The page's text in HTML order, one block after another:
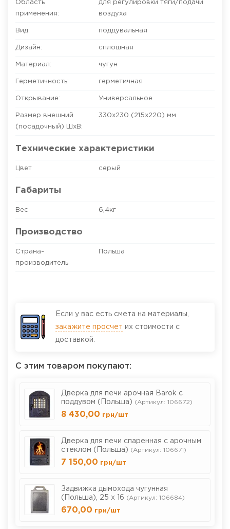
Область
применения:
для регулировки тяги/подачи
воздуха
Вид: поддувальная
Дизайн: сплошная
Материал: чугун
Герметичность: герметичная
Открывание: Универсальное
Размер внешний
(посадочный) ШхВ:
330х230 (215х220) мм
Технические характеристики
Цвет серый
Габариты
Вес 6,4кг
Производство
Страна-
производитель
Польша
Если у вас есть смета на материалы,
закажите просчет их стоимости с
доставкой.
С этим товаром покупают:
Дверка для печи арочная Barok с
поддувом (Польша) (Артикул: 106672)
8 430,00 грн/шт
Дверка для печи спаренная с арочным
стеклом (Польша) (Артикул: 106671)
7 150,00 грн/шт
Задвижка дымохода чугунная
(Польша), 25 х 16 (Артикул: 106684)
670,00 грн/шт